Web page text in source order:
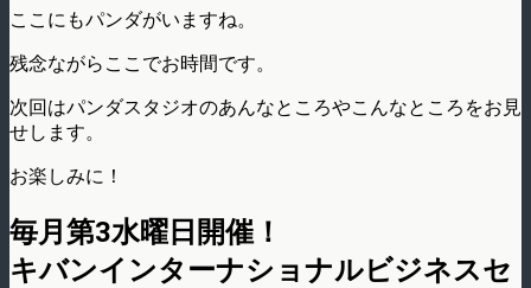
ここにもパンダがいますね。
残念ながらここでお時間です。
次回はパンダスタジオのあんなところやこんなところをお見
せします。
お楽しみに！
毎月第3水曜日開催！
キバンインターナショナルビジネスセ